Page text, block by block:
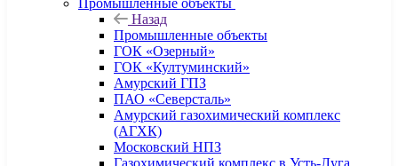
Промышленные объекты
Назад
Промышленные объекты
ГОК «Озерный»
ГОК «Култуминский»
Амурский ГПЗ
ПАО «Северсталь»
Амурский газохимический комплекс
(АГХК)
Московский НПЗ
Газохимический комплекс в Усть-Луга